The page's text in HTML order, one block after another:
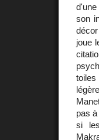
son
joue
pas
si